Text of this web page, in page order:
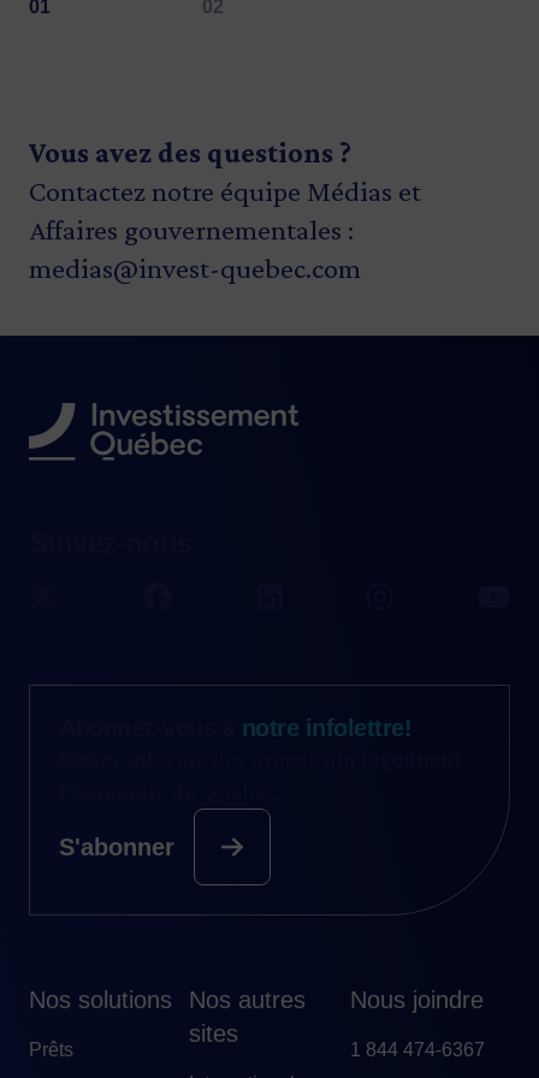
Vous avez des questions ?
Contactez notre équipe Médias et
Affaires gouvernementales :
medias@invest-quebec.com
Nos solutions
Prêts
Nos autres
sites
Nous joindre
1 844 474-6367
notre infolettre!
S'abonner